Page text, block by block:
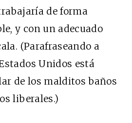
de forma
y con un adecuado
(Parafraseando a
Unidos está
de los malditos baños
liberales.)